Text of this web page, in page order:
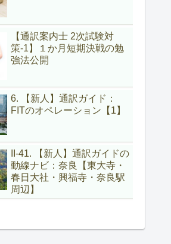
【通訳案内士 2次試験対
策-1】１か月短期決戦の勉
強法公開
6. 【新人】通訳ガイド：
FITのオペレーション【1】
II-41. 【新人】通訳ガイドの
動線ナビ：奈良【東大寺・
春日大社・興福寺・奈良駅
周辺】